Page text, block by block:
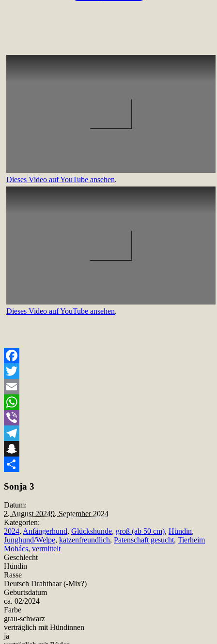
Dieses Video auf YouTube ansehen.
Dieses Video auf YouTube ansehen.
Facebook
Twitter
Email
WhatsApp
Viber
Telegram
Snapchat
Sonja 3
Datum:
2. August 20249. September 2024
Kategorien:
2024, Anfängerhund, Glückshunde, groß (ab 50 cm), Hündin,
Junghund/Welpe, katzenfreundlich, Patenschaft gesucht, Tierheim
Mohács, vermittelt
Geschlecht
Hündin
Rasse
Deutsch Drahthaar (-Mix?)
Geburtsdatum
ca. 02/2024
Farbe
grau-schwarz
verträglich mit Hündinnen
ja